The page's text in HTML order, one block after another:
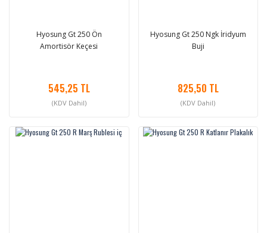
Hyosung Gt 250 Ön
Amortisör Keçesi
545,25 TL
(KDV Dahil)
Hyosung Gt 250 Ngk İridyum
Buji
825,50 TL
(KDV Dahil)